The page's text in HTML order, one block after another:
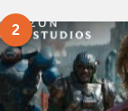
2